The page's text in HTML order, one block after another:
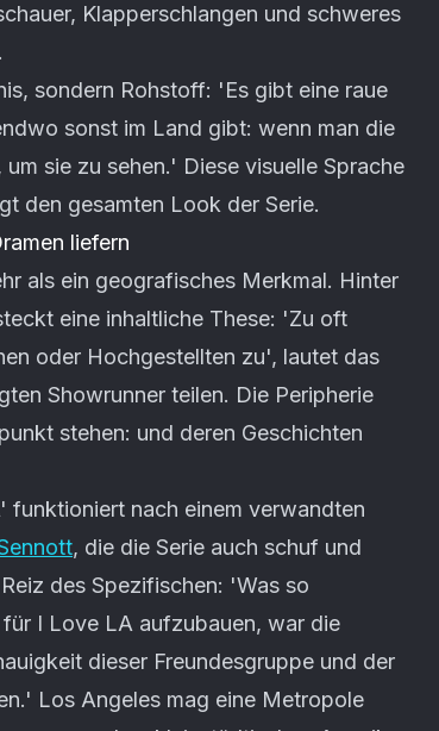
Klapperschlangen und schweres
sondern Rohstoff: 'Es gibt eine raue
sonst im Land gibt: wenn man die
sie zu sehen.' Diese visuelle Sprache
den gesamten Look der Serie.
liefern
als ein geografisches Merkmal. Hinter
eine inhaltliche These: 'Zu oft
oder Hochgestellten zu', lautet das
Showrunner teilen. Die Peripherie
stehen: und deren Geschichten
nach einem verwandten
, die die Serie auch schuf und
des Spezifischen: 'Was so
I Love LA aufzubauen, war die
dieser Freundesgruppe und der
Los Angeles mag eine Metropole